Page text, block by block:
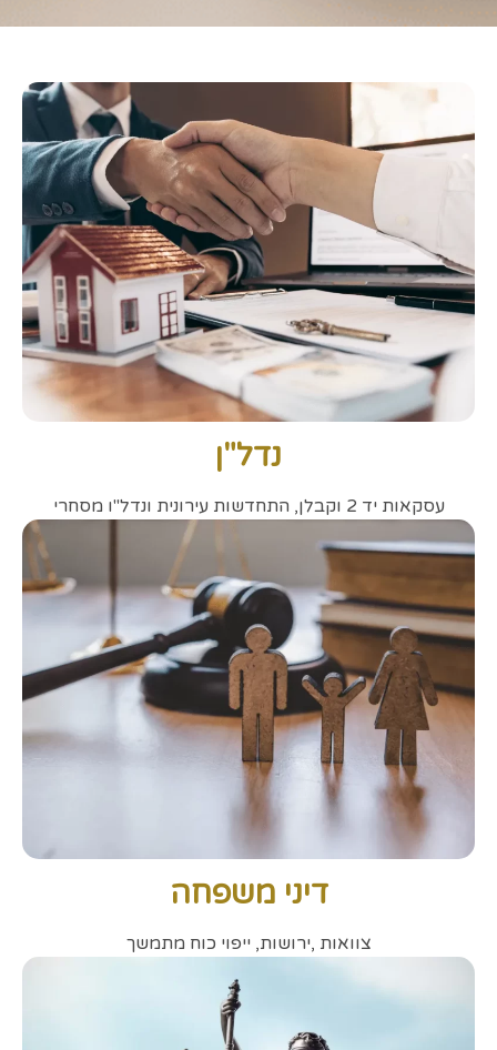
נדל"ן
עסקאות יד 2 וקבלן, התחדשות עירונית ונדל''ו מסחרי
דיני משפחה
צוואות ,ירושות, ייפוי כוח מתמשך